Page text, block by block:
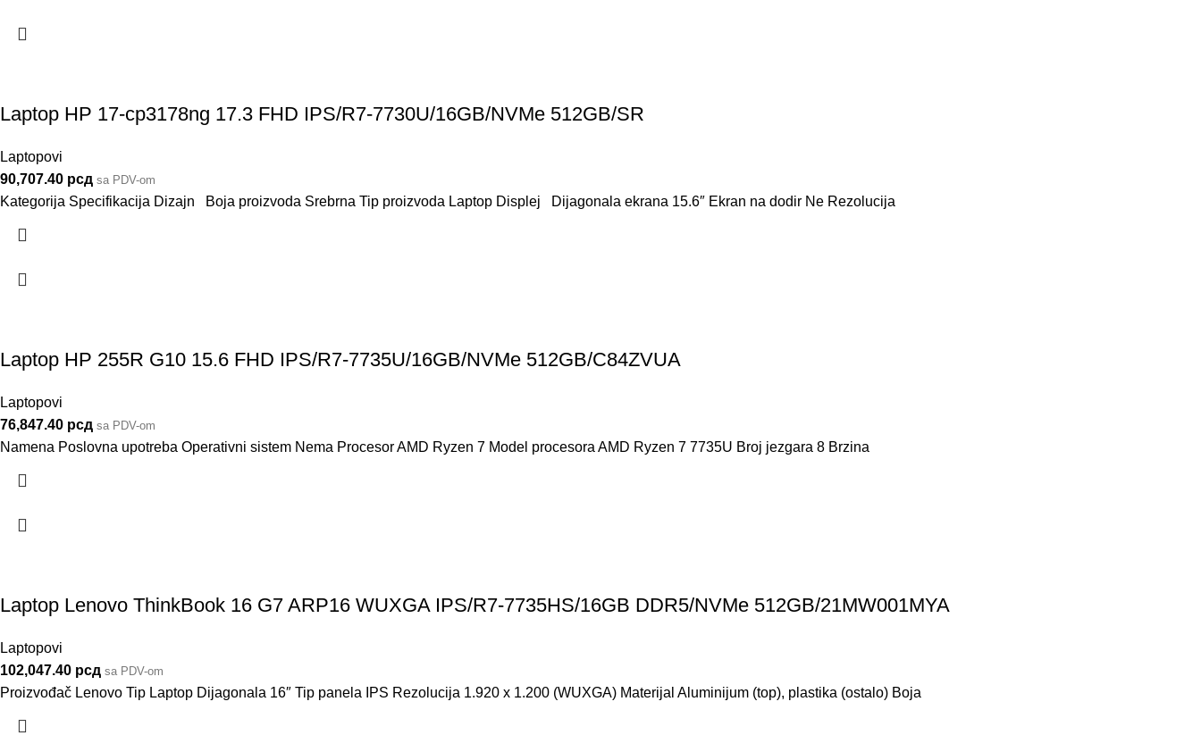
Laptop HP 17-cp3178ng 17.3 FHD IPS/R7-7730U/16GB/NVMe 512GB/SR
Laptopovi
90,707.40 рсд sa PDV-om
Kategorija Specifikacija Dizajn Boja proizvoda Srebrna Tip proizvoda Laptop Displej Dijagonala ekrana 15.6″ Ekran na dodir Ne Rezolucija
Laptop HP 255R G10 15.6 FHD IPS/R7-7735U/16GB/NVMe 512GB/C84ZVUA
Laptopovi
76,847.40 рсд sa PDV-om
Namena Poslovna upotreba Operativni sistem Nema Procesor AMD Ryzen 7 Model procesora AMD Ryzen 7 7735U Broj jezgara 8 Brzina
Laptop Lenovo ThinkBook 16 G7 ARP16 WUXGA IPS/R7-7735HS/16GB DDR5/NVMe 512GB/21MW001MYA
Laptopovi
102,047.40 рсд sa PDV-om
Proizvođač Lenovo Tip Laptop Dijagonala 16″ Tip panela IPS Rezolucija 1.920 x 1.200 (WUXGA) Materijal Aluminijum (top), plastika (ostalo) Boja